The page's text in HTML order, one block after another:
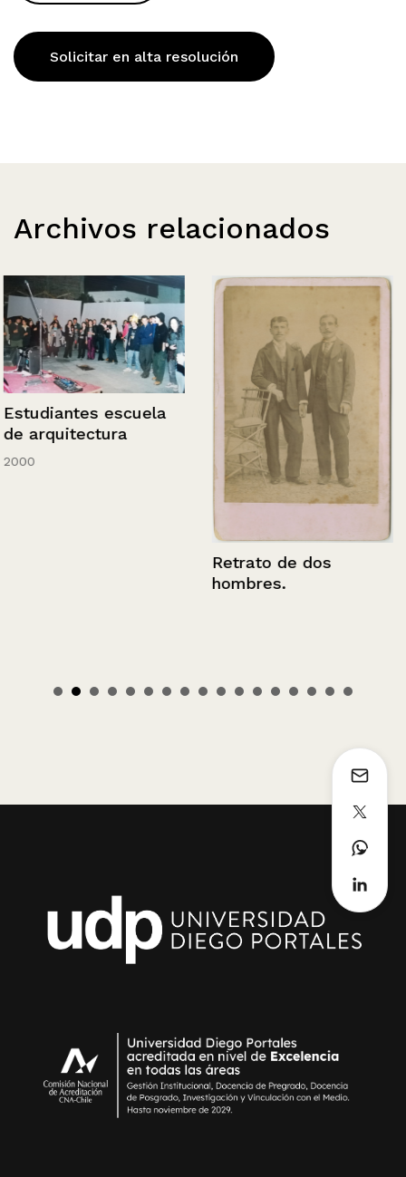
Solicitar en alta resolución
Archivos relacionados
Estudiantes escuela
de arquitectura
2000
Retrato de dos
hombres.